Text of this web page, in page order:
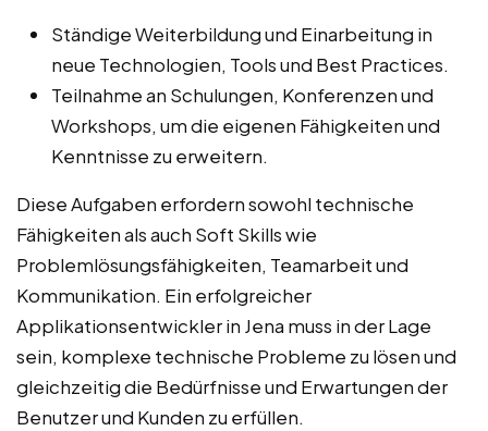
Ständige Weiterbildung und Einarbeitung in
neue Technologien, Tools und Best Practices.
Teilnahme an Schulungen, Konferenzen und
Workshops, um die eigenen Fähigkeiten und
Kenntnisse zu erweitern.
Diese Aufgaben erfordern sowohl technische
Fähigkeiten als auch Soft Skills wie
Problemlösungsfähigkeiten, Teamarbeit und
Kommunikation. Ein erfolgreicher
Applikationsentwickler in Jena muss in der Lage
sein, komplexe technische Probleme zu lösen und
gleichzeitig die Bedürfnisse und Erwartungen der
Benutzer und Kunden zu erfüllen.